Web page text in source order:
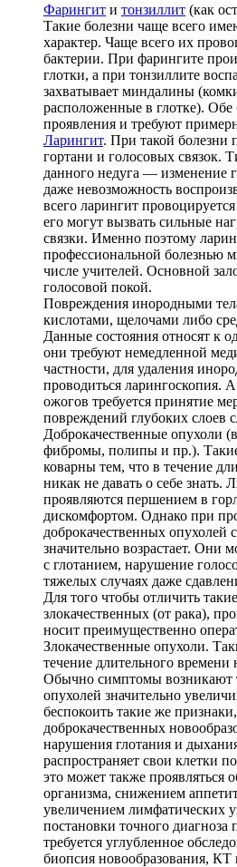
Фарингит и тонзиллит (как
Такие болезни чаще всего
характер. Чаще всего их
бактерии. При фарингите
глотки, а при тонзиллите
захватывает миндалины
расположенные в глотке).
проявления и требуют
Ларингит. При такой болезни
гортани и голосовых связок.
данного недуга — изменение
даже невозможность
всего ларингит
его могут вызвать сильные
связки. Именно поэтому
профессиональной болезнью
числе учителей. Основной
голосовой покой.
Повреждения инородными
кислотами, щелочами либо
Данные состояния относят к
они требуют немедленной
частности, для удаления
проводиться ларингоскопия.
ожогов требуется принятие
повреждений глубоких слоев
Доброкачественные опухоли
фибромы, полипы и пр.).
коварны тем, что в течение
никак не давать о себе знать.
проявляются першением в
дискомфортом. Однако при
доброкачественных опухолей
значительно возрастает. Они
с глотанием, нарушение
тяжелых случаях даже
Для того чтобы отличить
злокачественных (от рака),
носит преимущественно
Злокачественные опухоли.
течение длительного времени
Обычно симптомы возникают
опухолей значительно
беспокоить такие же
доброкачественных
нарушения глотания и
распространяет свои клетки
это может также проявляться
организма, снижением
увеличением лимфатических
постановки точного диагноза
требуется углубленное
биопсия новообразования,